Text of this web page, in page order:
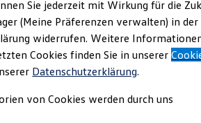
Fahrzeuge
Marktplatz
und Gebrauchtwagen
Zertifizierte Gebrauchtwagen
Sie jederzeit mit Wirkung für die
(Meine Präferenzen verwalten) in der
widerrufen. Weitere
Cookies finden Sie in unserer
Datenschutzerklärung.
von Cookies werden durch uns